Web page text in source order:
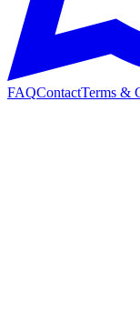
FAQContactTerms &